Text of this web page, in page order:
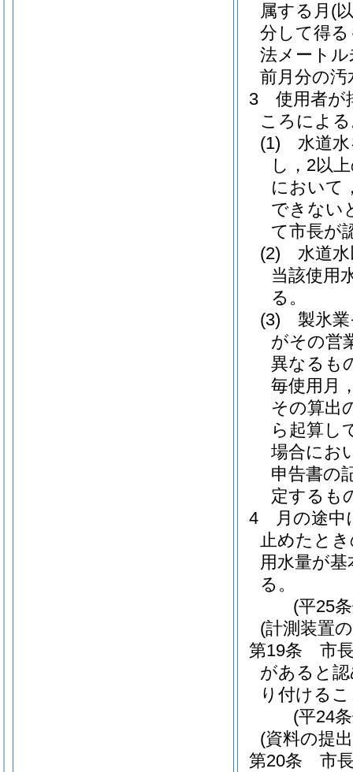
属する月 (
分して得
法メート
前月分の
3
使用者が
ころによ
(1)
水道
し，2以
において
できない
て市長が
(2)
水道
当該使用
る。
(3)
製氷
がその営
異なるも
毎使用月
その算出
ら起算し
場合にお
申告書の
定するも
4
月の途
止めたと
用水量が
る。
(平25
(計測装置
第19条
市
があると
り付ける
(平24
(資料の提
第20条
市